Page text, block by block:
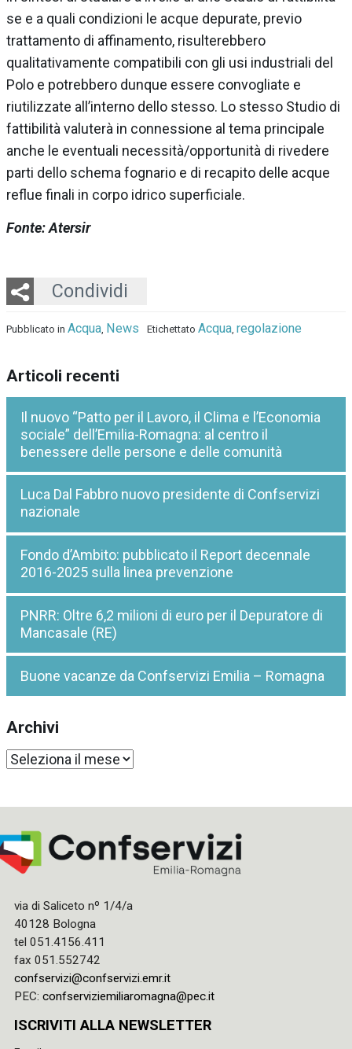
se e a quali condizioni le acque depurate, previo
trattamento di affinamento, risulterebbero
qualitativamente compatibili con gli usi industriali del
Polo e potrebbero dunque essere convogliate e
riutilizzate all’interno dello stesso. Lo stesso Studio di
fattibilità valuterà in connessione al tema principale
anche le eventuali necessità/opportunità di rivedere
parti dello schema fognario e di recapito delle acque
reflue finali in corpo idrico superficiale.
Fonte: Atersir
Condividi
Twitter
LinkedIn
Email
Whatsapp
Pubblicato in Acqua, News Etichettato Acqua, regolazione
Articoli recenti
Il nuovo “Patto per il Lavoro, il Clima e l’Economia
sociale” dell’Emilia-Romagna: al centro il
benessere delle persone e delle comunità
Luca Dal Fabbro nuovo presidente di Confservizi
nazionale
Fondo d’Ambito: pubblicato il Report decennale
2016-2025 sulla linea prevenzione
PNRR: Oltre 6,2 milioni di euro per il Depuratore di
Mancasale (RE)
Buone vacanze da Confservizi Emilia – Romagna
Archivi
Archivi
via di Saliceto nº 1/4/a
40128 Bologna
tel 051.4156.411
fax 051.552742
confservizi@confservizi.emr.it
PEC: confserviziemiliaromagna@pec.it
ISCRIVITI ALLA NEWSLETTER